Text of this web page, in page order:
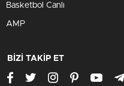
Basketbol Canlı
AMP
BİZİ TAKİP ET